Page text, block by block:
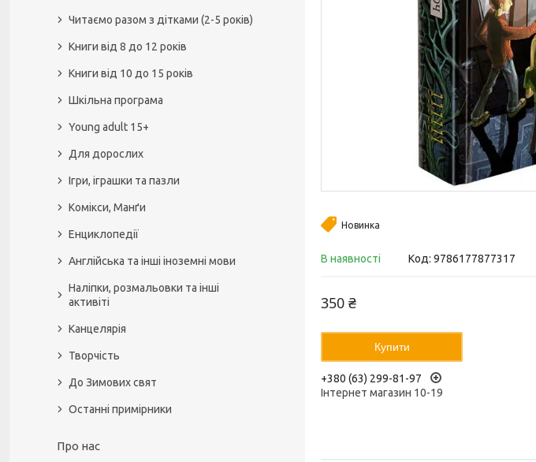
Новинка
В наявності Код: 9786177877317
350 ₴
Купити
+380 (63) 299-81-97
Інтернет магазин 10-19
Читаємо разом з дітками (2-5 років)
Книги від 8 до 12 років
Книги від 10 до 15 років
Шкільна програма
Young adult 15+
Для дорослих
Ігри, іграшки та пазли
Комікси, Манґи
Енциклопедії
Англійська та інші іноземні мови
Наліпки, розмальовки та інші
активіті
Канцелярія
Творчість
До Зимових свят
Останні примірники
Про нас